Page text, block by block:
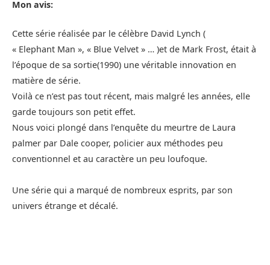
Mon avis:
Cette série réalisée par le célèbre David Lynch (
« Elephant Man », « Blue Velvet » … )et de Mark Frost, était à
l’époque de sa sortie(1990) une véritable innovation en
matière de série.
Voilà ce n’est pas tout récent, mais malgré les années, elle
garde toujours son petit effet.
Nous voici plongé dans l’enquête du meurtre de Laura
palmer par Dale cooper, policier aux méthodes peu
conventionnel et au caractère un peu loufoque.
Une série qui a marqué de nombreux esprits, par son
univers étrange et décalé.